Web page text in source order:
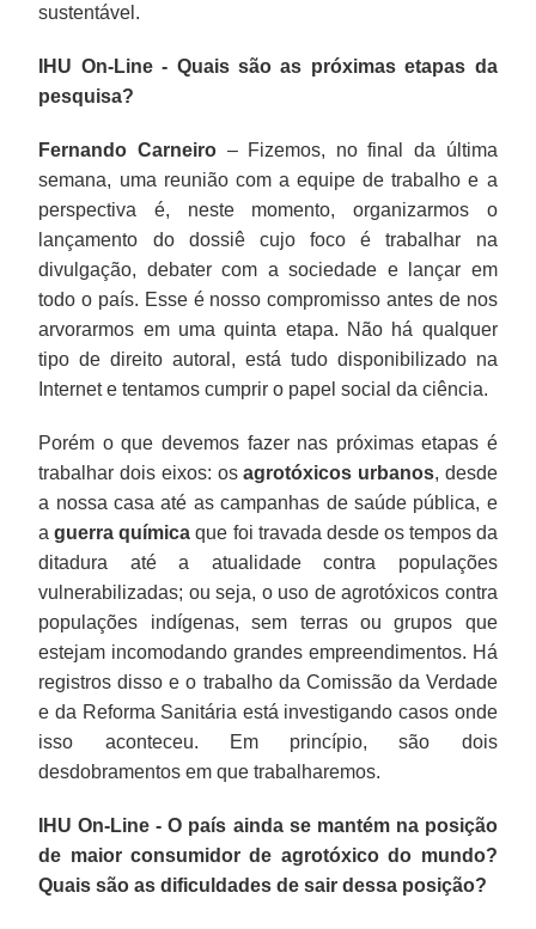
sustentável.
IHU On-Line - Quais são as próximas etapas da
pesquisa?
Fernando Carneiro – Fizemos, no final da última
semana, uma reunião com a equipe de trabalho e a
perspectiva é, neste momento, organizarmos o
lançamento do dossiê cujo foco é trabalhar na
divulgação, debater com a sociedade e lançar em
todo o país. Esse é nosso compromisso antes de nos
arvorarmos em uma quinta etapa. Não há qualquer
tipo de direito autoral, está tudo disponibilizado na
Internet e tentamos cumprir o papel social da ciência.
Porém o que devemos fazer nas próximas etapas é
trabalhar dois eixos: osagrotóxicos urbanos, desde
a nossa casa até as campanhas de saúde pública, e
aguerra química que foi travada desde os tempos da
ditadura até a atualidade contra populações
vulnerabilizadas; ou seja, o uso de agrotóxicos contra
populações indígenas, sem terras ou grupos que
estejam incomodando grandes empreendimentos. Há
registros disso e o trabalho da Comissão da Verdade
e da Reforma Sanitária está investigando casos onde
isso aconteceu. Em princípio, são dois
desdobramentos em que trabalharemos.
IHU On-Line - O país ainda se mantém na posição
de maior consumidor de agrotóxico do mundo?
Quais são as dificuldades de sair dessa posição?